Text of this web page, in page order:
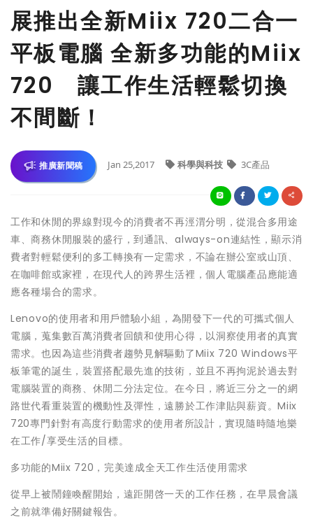
展推出全新Miix 720二合一
平板電腦 全新多功能的Miix
720 讓工作生活輕鬆切換
不間斷！
推廣新聞稿 Jan 25,2017 科學與科技 3C產品
工作和休閒的界線對現今的消費者不再涇渭分明，從混合多用途
車、商務休閒服裝的盛行，到通訊、always-on連結性，顯示消
費者對輕鬆便利的多工轉換有一定需求，不論在辦公室或山頂、
在咖啡館或家裡，在現代人的跨界生活裡，個人電腦產品應能適
應各種場合的需求。
Lenovo的使用者和用戶體驗小組，為開發下一代的可攜式個人
電腦，蒐集數百萬消費者回饋和使用心得，以洞察使用者的真實
需求。也因為這些消費者趨勢見解驅動了Miix 720 Windows平
板筆電的誕生，裝置搭配最先進的技術，並且不再拘泥於過去對
電腦裝置的商務、休閒二分法定位。在今日，將近三分之一的網
路世代看重裝置的機動性及彈性，遠勝於工作津貼與薪資。Miix
720專門針對有高度行動需求的使用者所設計，實現隨時隨地樂
在工作/享受生活的目標。
多功能的Miix 720，完美達成全天工作生活使用需求
從早上被鬧鐘喚醒開始，遠距開啓一天的工作任務，在早晨會議
之前就準備好關鍵報告。